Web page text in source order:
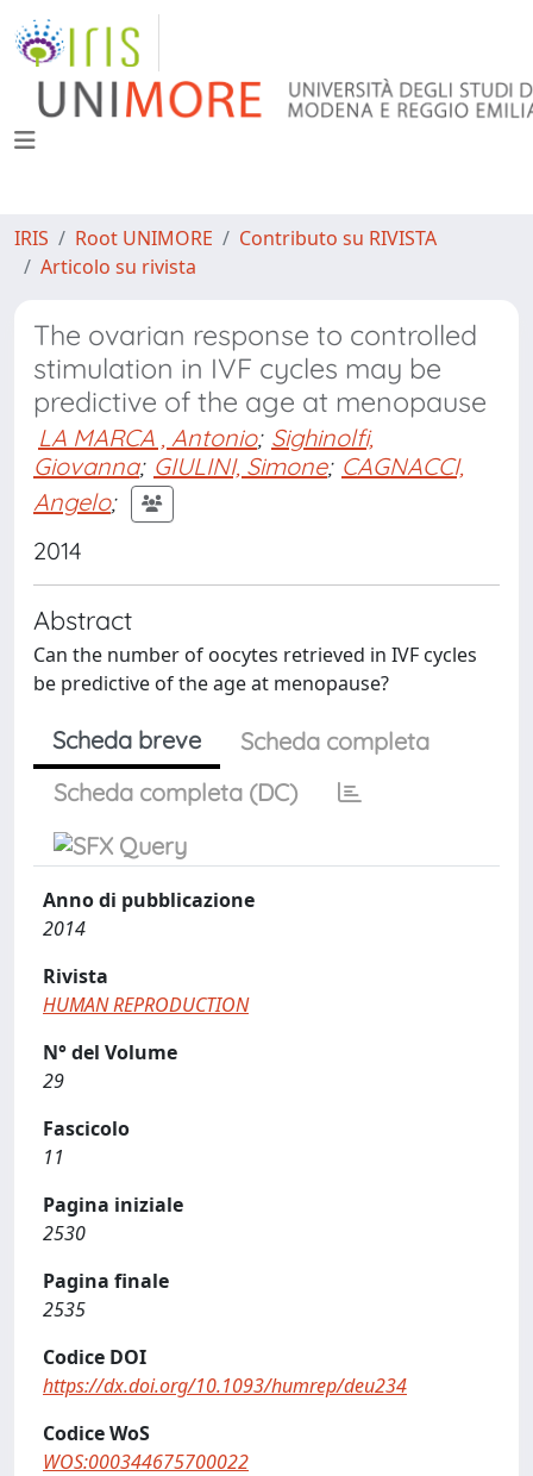
IRIS Root UNIMORE
Contributo su RIVISTA
Articolo su rivista
The ovarian response to controlled
stimulation in IVF cycles may be
predictive of the age at menopause
LA MARCA , Antonio; Sighinolfi,
Giovanna; GIULINI, Simone; CAGNACCI,
Angelo;
2014
Abstract
Can the number of oocytes retrieved in IVF cycles
be predictive of the age at menopause?
Scheda breve
Scheda completa
Scheda completa (DC)
Anno di pubblicazione
2014
Rivista
HUMAN REPRODUCTION
N° del Volume
29
Fascicolo
11
Pagina iniziale
2530
Pagina finale
2535
Codice DOI
https://dx.doi.org/10.1093/humrep/deu234
Codice WoS
WOS:000344675700022